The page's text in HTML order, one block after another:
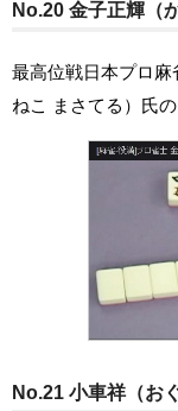
No.20 金子正輝（
最高位戦日本プロ
ねこ まさてる）氏
No.21 小車祥（お